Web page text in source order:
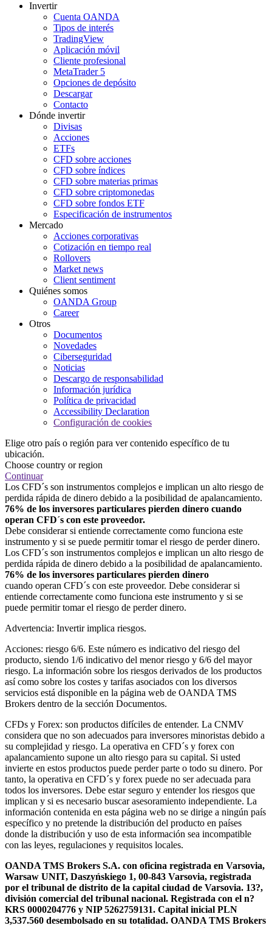
Invertir
Cuenta OANDA
Tipos de interés
TradingView
Aplicación móvil
Cliente profesional
MetaTrader 5
Opciones de depósito
Descargar
Contacto
Dónde invertir
Divisas
Acciones
ETFs
CFD sobre acciones
CFD sobre índices
CFD sobre materias primas
CFD sobre criptomonedas
CFD sobre fondos ETF
Especificación de instrumentos
Mercado
Acciones corporativas
Cotización en tiempo real
Rollovers
Market news
Client sentiment
Quiénes somos
OANDA Group
Career
Otros
Documentos
Novedades
Ciberseguridad
Noticias
Descargo de responsabilidad
Información jurídica
Política de privacidad
Accessibility Declaration
Configuración de cookies
Elige otro país o región para ver contenido específico de tu
ubicación.
Choose country or region
Continuar
Los CFD´s son instrumentos complejos e implican un alto riesgo de
perdida rápida de dinero debido a la posibilidad de apalancamiento.
76% de los inversores particulares pierden dinero cuando
operan CFD´s con este proveedor.
Debe considerar si entiende correctamente como funciona este
instrumento y si se puede permitir tomar el riesgo de perder dinero.
Los CFD´s son instrumentos complejos e implican un alto riesgo de
perdida rápida de dinero debido a la posibilidad de apalancamiento.
76% de los inversores particulares pierden dinero
cuando operan CFD´s con este proveedor. Debe considerar si
entiende correctamente como funciona este instrumento y si se
puede permitir tomar el riesgo de perder dinero.
Advertencia: Invertir implica riesgos.
Acciones: riesgo 6/6. Este número es indicativo del riesgo del
producto, siendo 1/6 indicativo del menor riesgo y 6/6 del mayor
riesgo. La información sobre los riesgos derivados de los productos
así como sobre los costes y tarifas asociados con los diversos
servicios está disponible en la página web de OANDA TMS
Brokers dentro de la sección Documentos.
CFDs y Forex: son productos difíciles de entender. La CNMV
considera que no son adecuados para inversores minoristas debido a
su complejidad y riesgo. La operativa en CFD´s y forex con
apalancamiento supone un alto riesgo para su capital. Si usted
invierte en estos productos puede perder parte o todo su dinero. Por
tanto, la operativa en CFD´s y forex puede no ser adecuada para
todos los inversores. Debe estar seguro y entender los riesgos que
implican y si es necesario buscar asesoramiento independiente. La
información contenida en esta página web no se dirige a ningún país
específico y no pretende la distribución del producto en países
donde la distribución y uso de esta información sea incompatible
con las leyes, regulaciones y requisitos locales.
OANDA TMS Brokers S.A. con oficina registrada en Varsovia,
Warsaw UNIT, Daszyńskiego 1, 00-843 Varsovia, registrada
por el tribunal de distrito de la capital ciudad de Varsovia. 13?,
división comercial del tribunal nacional. Registrada con el n?
KRS 0000204776 y NIP 5262759131. Capital inicial PLN
3,537.560 desembolsado en su totalidad. OANDA TMS Brokers